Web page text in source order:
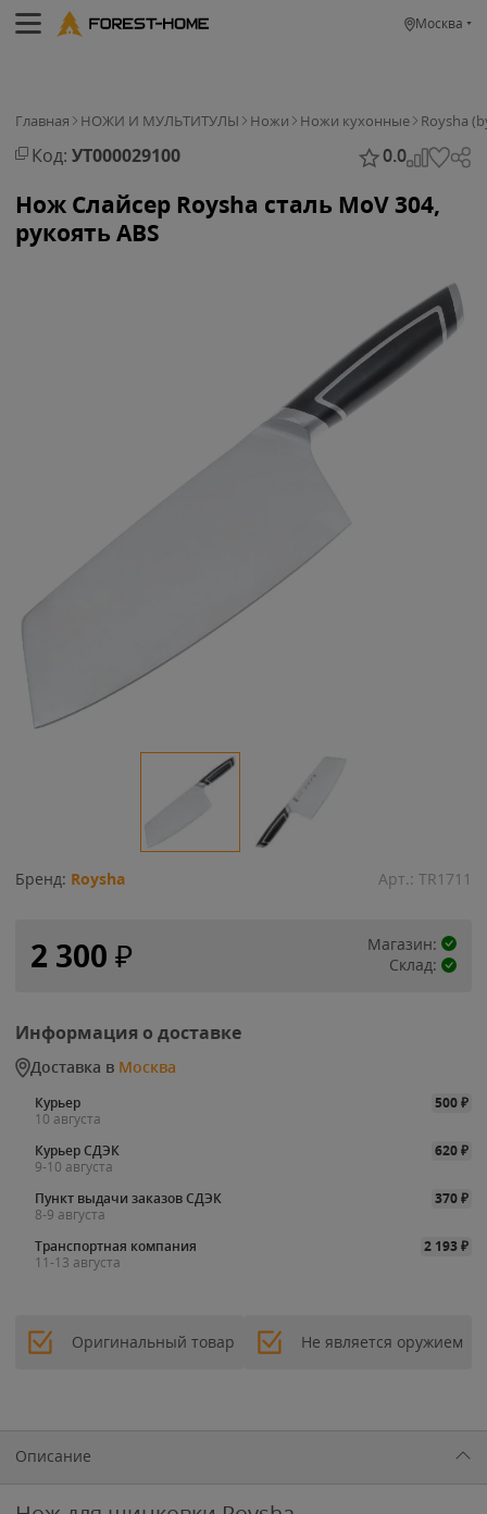
Москва
Главная НОЖИ И МУЛЬТИТУЛЫ Ножи Ножи кухонные Roysha
Код: УТ000029100 0.0
Нож Слайсер Roysha сталь MoV 304,
рукоять ABS
Бренд: Roysha Арт.: TR1711
2 300 ₽
Магазин:
Склад:
Информация о доставке
Доставка в Москва
Курьер 500₽
10 августа
Курьер СДЭК
620₽
9-10 августа
Пункт выдачи заказов СДЭК
370₽
8-9 августа
Транспортная компания
2 193₽
11-13 августа
Оригинальный товар Не является оружием
Описание